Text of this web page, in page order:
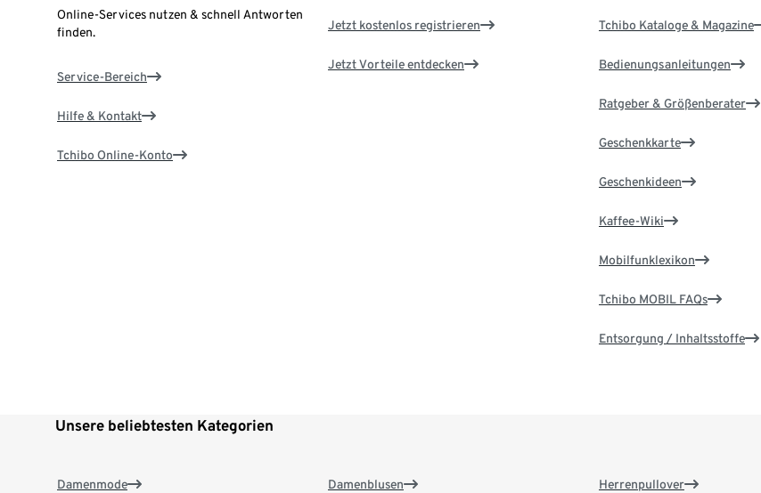
Online-Services nutzen & schnell Antworten
finden.
Service-Bereich
Hilfe & Kontakt
Tchibo Online-Konto
Jetzt kostenlos registrieren
Jetzt Vorteile entdecken
Tchibo Kataloge & Magazine
Bedienungsanleitungen
Ratgeber & Größenberater
Geschenkkarte
Geschenkideen
Kaffee-Wiki
Mobilfunklexikon
Tchibo MOBIL FAQs
Entsorgung / Inhaltsstoffe
Unsere beliebtesten Kategorien
Damenmode Damenblusen Herrenpullover